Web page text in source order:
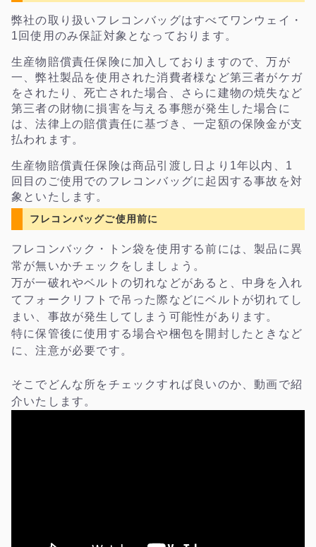
弊社の取り扱いフレコンバッグはすべてワンウェイ・
1回使用のみ保証対象となっております。
生産物賠償責任保険に加入しておりますので、万が
一、弊社製品を使用された消費者様など第三者がケガ
をされたり、死亡された場合、さらに建物の焼失など
第三者の財物に損害を与える事態が発生した場合に
は、法律上の賠償責任に基づき、一定額の保険金が支
払われます。
生産物賠償責任保険は商品引渡し日より1年以内、1
回目のご使用でのフレコンバッグに起因する事故を対
象といたします。
フレコンバッグご使用前に
フレコンバック・トン袋を使用する前には、製品に異
常が無いかチェックをしましょう。
万が一破れやベルトの切れなどがあると、中身を入れ
てフォークリフトで吊った際などにベルトが切れてし
まい、事故が発生してしまう可能性があります。
特に保管後に使用する場合や梱包を開封したときなど
に、注意が必要です。
そこでどんな所をチェックすれば良いのか、動画で紹
介いたします。